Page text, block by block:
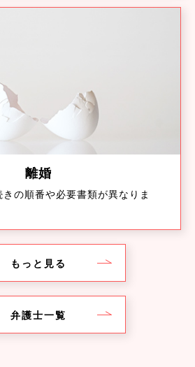
離婚
の順番や必要書類が異なりま
もっと見る
弁護士一覧